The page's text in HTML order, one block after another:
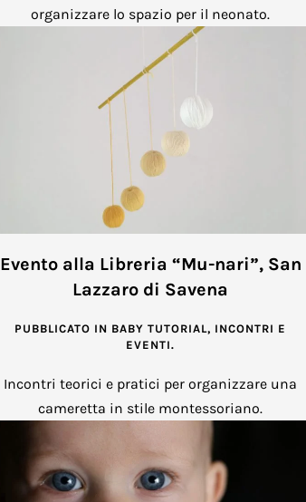
organizzare lo spazio per il neonato.
Evento alla Libreria “Mu-nari”, San
Lazzaro di Savena
PUBBLICATO IN BABY TUTORIAL, INCONTRI E
EVENTI.
Incontri teorici e pratici per organizzare una
cameretta in stile montessoriano.